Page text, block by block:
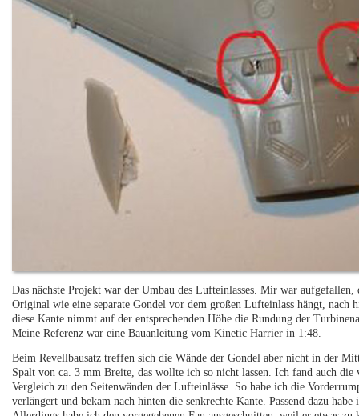
Das nächste Projekt war der Umbau des Lufteinlasses. Mir war
Original wie eine separate Gondel vor dem großen Lufteinlass hängt, nach
diese Kante nimmt auf der entsprechenden Höhe die Rundung der
Meine Referenz war eine Bauanleitung vom Kinetic Harrier in 1:48.
Beim Revellbausatz treffen sich die Wände der Gondel aber nicht in der
Spalt von ca. 3 mm Breite, das wollte ich so nicht lassen. Ich fand auch
Vergleich zu den Seitenwänden der Lufteinlässe. So habe ich die
verlängert und bekam nach hinten die senkrechte Kante. Passend dazu